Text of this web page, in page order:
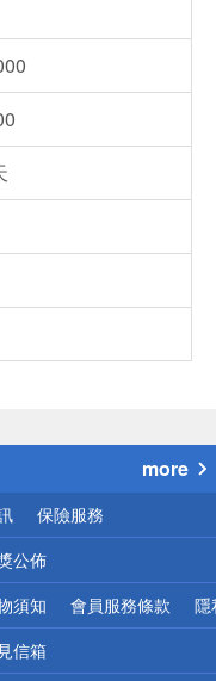
more
保險服務
公佈
須知 會員服務條款 隱
信箱